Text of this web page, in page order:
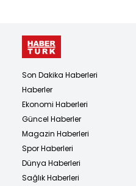
Son Dakika Haberleri
Haberler
Ekonomi Haberleri
Güncel Haberler
Magazin Haberleri
Spor Haberleri
Dünya Haberleri
Sağlık Haberleri